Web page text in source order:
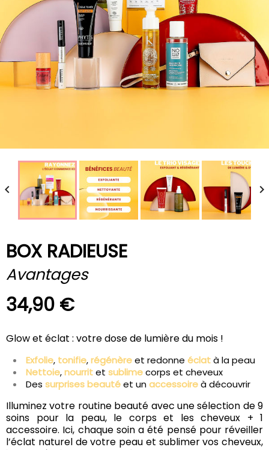


BOX RADIEUSE
Avantages
34,90 €
Glow et éclat : votre dose de lumière du mois !
Exfolie, tonifie,régénèreet redonne éclatà la peau
Nettoie,nourritet sublimecorps et cheveux
Des surprises beautéet unaccessoireà découvrir
Illuminez votre routine beauté avec une sélection de 9
soins pour la peau, le corps et les cheveux + 1
accessoire. Ici, chaque soin a été pensé pour réveiller
l’éclat naturel de votre peau et sublimer vos cheveux,